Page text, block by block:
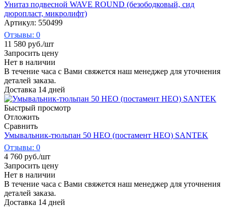
Унитаз подвесной WAVE ROUND (безободковый, сид
дюропласт, микролифт)
Артикул: 550499
Отзывы: 0
11 580 руб./шт
Запросить цену
Нет в наличии
В течение часа с Вами свяжется наш менеджер для уточнения
деталей заказа.
Доставка 14 дней
Быстрый просмотр
Отложить
Сравнить
Умывальник-тюльпан 50 НЕО (постамент НЕО) SANTEK
Отзывы: 0
4 760 руб./шт
Запросить цену
Нет в наличии
В течение часа с Вами свяжется наш менеджер для уточнения
деталей заказа.
Доставка 14 дней